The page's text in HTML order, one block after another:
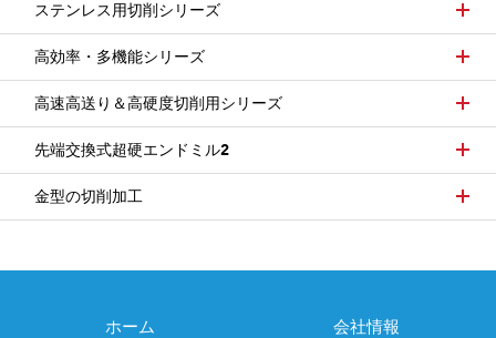
ステンレス⽤切削シリーズ
高効率・多機能シリーズ
高速高送り＆高硬度切削用シリーズ
先端交換式超硬エンドミル2
金型の切削加工
ホーム 会社情報